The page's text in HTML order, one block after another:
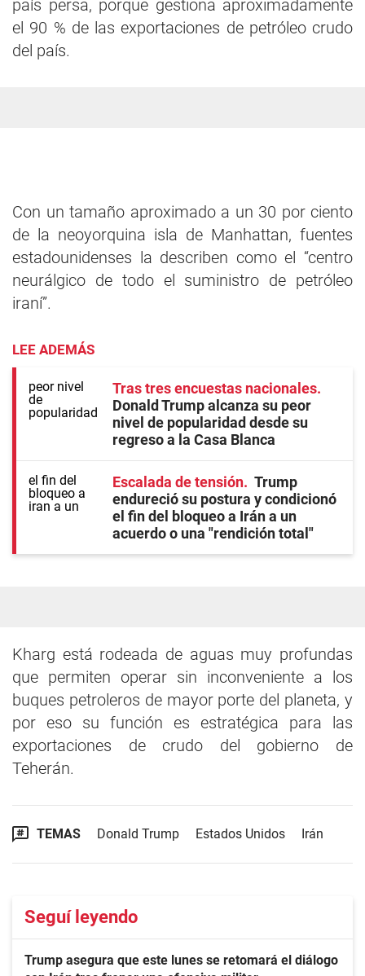
país persa, porque gestiona aproximadamente
el 90 % de las exportaciones de petróleo crudo
del país.
Con un tamaño aproximado a un 30 por ciento
de la neoyorquina isla de Manhattan, fuentes
estadounidenses la describen como el “centro
neurálgico de todo el suministro de petróleo
iraní”.
LEE ADEMÁS
Tras tres encuestas nacionales
Donald Trump alcanza su peor
nivel de popularidad desde su
regreso a la Casa Blanca
Escalada de tensión
Trump
endureció su postura y condicionó
el fin del bloqueo a Irán a un
acuerdo o una "rendición total"
Kharg está rodeada de aguas muy profundas
que permiten operar sin inconveniente a los
buques petroleros de mayor porte del planeta, y
por eso su función es estratégica para las
exportaciones de crudo del gobierno de
Teherán.
TEMAS Donald Trump Estados Unidos Irán
Seguí leyendo
Trump asegura que este lunes se retomará el diálogo